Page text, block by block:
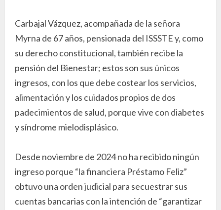
Carbajal Vázquez, acompañada de la señora
Myrna de 67 años, pensionada del ISSSTE y, como
su derecho constitucional, también recibe la
pensión del Bienestar; estos son sus únicos
ingresos, con los que debe costear los servicios,
alimentación y los cuidados propios de dos
padecimientos de salud, porque vive con diabetes
y síndrome mielodisplásico.
Desde noviembre de 2024 no ha recibido ningún
ingreso porque “la financiera Préstamo Feliz”
obtuvo una orden judicial para secuestrar sus
cuentas bancarias con la intención de “garantizar